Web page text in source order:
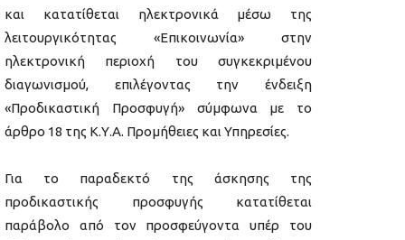
και κατατίθεται ηλεκτρονικά μέσω της
λειτουργικότητας «Επικοινωνία» στην
ηλεκτρονική περιοχή του συγκεκριμένου
διαγωνισμού, επιλέγοντας την ένδειξη
«Προδικαστική Προσφυγή» σύμφωνα με το
άρθρο 18 της Κ.Υ.Α. Προμήθειες και Υπηρεσίες.
Για το παραδεκτό της άσκησης της
προδικαστικής προσφυγής κατατίθεται
παράβολο από τον προσφεύγοντα υπέρ του